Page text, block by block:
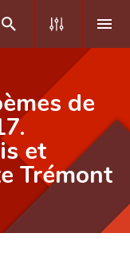
de
et
Trémont